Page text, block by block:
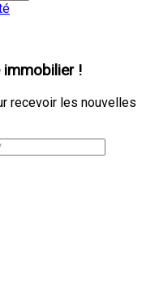
immobilier !
recevoir les nouvelles